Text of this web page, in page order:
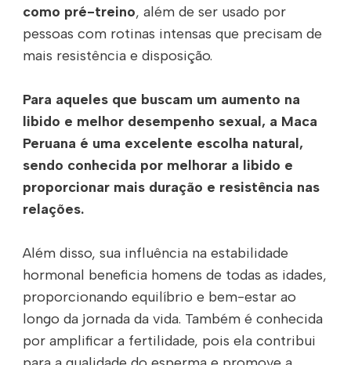
como pré-treino, além de ser usado por
pessoas com rotinas intensas que precisam de
mais resistência e disposição.
Para aqueles que buscam um aumento na
libido e melhor desempenho sexual, a Maca
Peruana é uma excelente escolha natural,
sendo conhecida por melhorar a libido e
proporcionar mais duração e resistência nas
relações.
Além disso, sua influência na estabilidade
hormonal beneficia homens de todas as idades,
proporcionando equilíbrio e bem-estar ao
longo da jornada da vida. Também é conhecida
por amplificar a fertilidade, pois ela contribui